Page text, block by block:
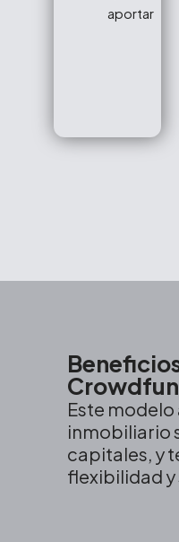
aportar
Este
inmobiliario
capitales, y
flexibilidad y